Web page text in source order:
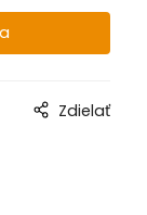
Zdielať